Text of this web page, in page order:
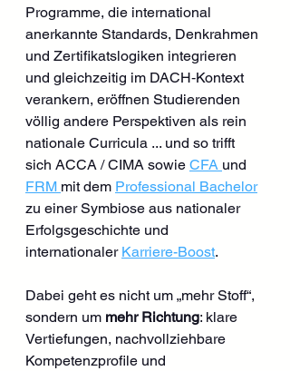
Programme, die international
anerkannte Standards, Denkrahmen
und Zertifikatslogiken integrieren
und gleichzeitig im DACH‑Kontext
verankern, eröffnen Studierenden
völlig andere Perspektiven als rein
nationale Curricula ... und so trifft
sich ACCA / CIMA sowie CFA und
FRM mit dem Professional Bachelor
zu einer Symbiose aus nationaler
Erfolgsgeschichte und
internationaler Karriere-Boost.
Dabei geht es nicht um „mehr Stoff“,
sondern um mehr Richtung: klare
Vertiefungen, nachvollziehbare
Kompetenzprofile und